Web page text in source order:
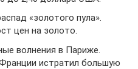
«золотого пула».
цен на золото.
волнения в Париже.
истратил большую